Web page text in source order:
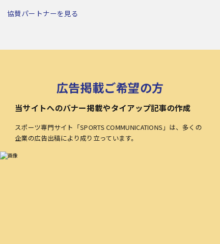
協賛パートナーを見る
広告掲載ご希望の方
当サイトへのバナー掲載やタイアップ記事の作成
スポーツ専門サイト「SPORTS COMMUNICATIONS」は、多くの
企業の広告出稿により成り立っています。